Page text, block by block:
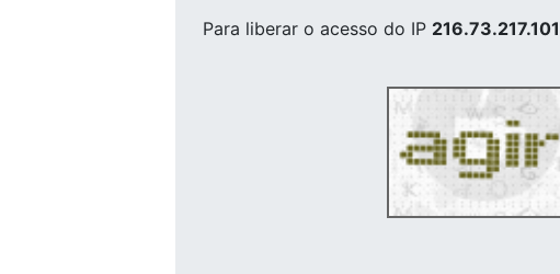
Para liberar o acesso do IP 216.73.217.101